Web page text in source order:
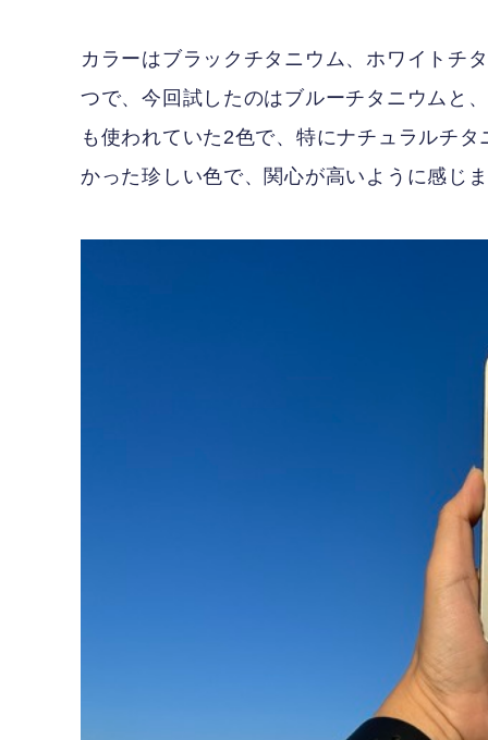
カラーはブラックチタニウム、ホワイトチ
つで、今回試したのはブルーチタニウムと
も使われていた2色で、特にナチュラルチ
かった珍しい色で、関心が高いように感じ